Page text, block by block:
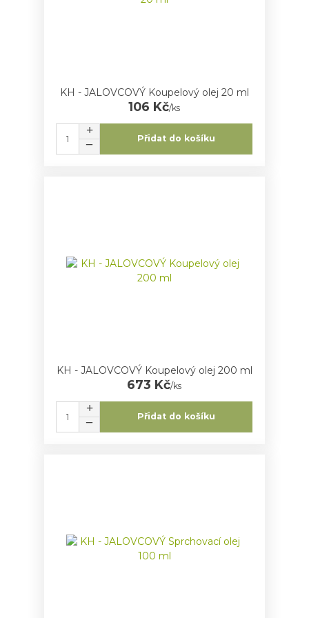
KH - JALOVCOVÝ Koupelový olej 20 ml
106 Kč/ks
Přidat do košíku
KH - JALOVCOVÝ Koupelový olej 200 ml
673 Kč/ks
Přidat do košíku